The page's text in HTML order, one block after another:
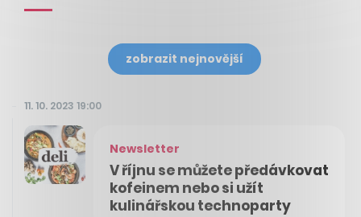
zobrazit nejnovější
11. 10. 2023 19:00
Newsletter
V říjnu se můžete předávkovat
kofeinem nebo si užít
kulinářskou technoparty